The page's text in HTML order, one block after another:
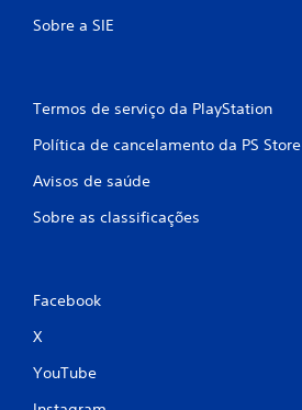
Sobre a SIE
Termos de serviço da PlayStation
Política de cancelamento da PS Store
Avisos de saúde
Sobre as classificações
Facebook
X
YouTube